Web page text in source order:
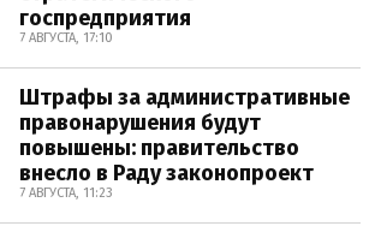
госпредприятия
7 АВГУСТА, 17:10
Штрафы за административные
правонарушения будут
повышены: правительство
внесло в Раду законопроект
7 АВГУСТА, 11:23